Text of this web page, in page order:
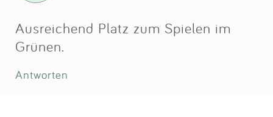
Ausreichend Platz zum Spielen im
Grünen.
Antworten